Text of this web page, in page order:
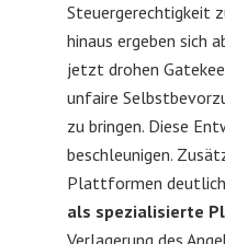
Steuergerechtigkeit
hinaus ergeben sich
jetzt drohen
unfaire
zu bringen. Diese
beschleunigen.
Plattformen deutlich
als spezialisierte
Verlagerung des